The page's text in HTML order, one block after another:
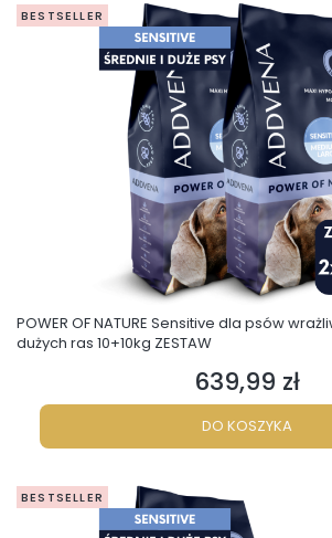
BESTSELLER
POWER OF NATURE Sensitive dla psów
dużych ras 10+10kg ZESTAW
Cena
639,99 zł
DO KOSZYKA
BESTSELLER